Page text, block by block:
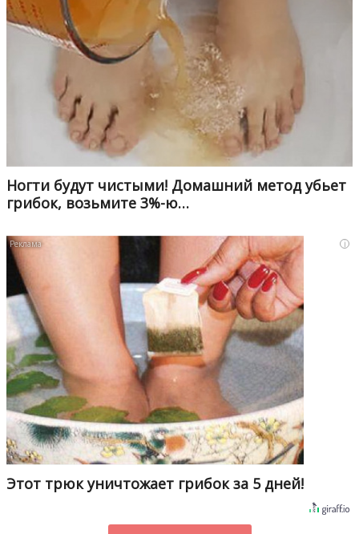
Ногти будут чистыми! Домашний метод убьет
грибок, возьмите 3%-ю…
i
Этот трюк уничтожает грибок за 5 дней!